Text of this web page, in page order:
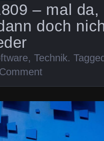
– mal
doch
, Technik.